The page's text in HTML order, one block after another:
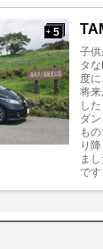
+ 5
子
タ
度
将来
し
ダ
も
り
ま
で